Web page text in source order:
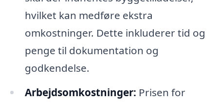
hvilket kan medføre ekstra
omkostninger. Dette inkluderer tid og
penge til dokumentation og
godkendelse.
Arbejdsomkostninger: Prisen for